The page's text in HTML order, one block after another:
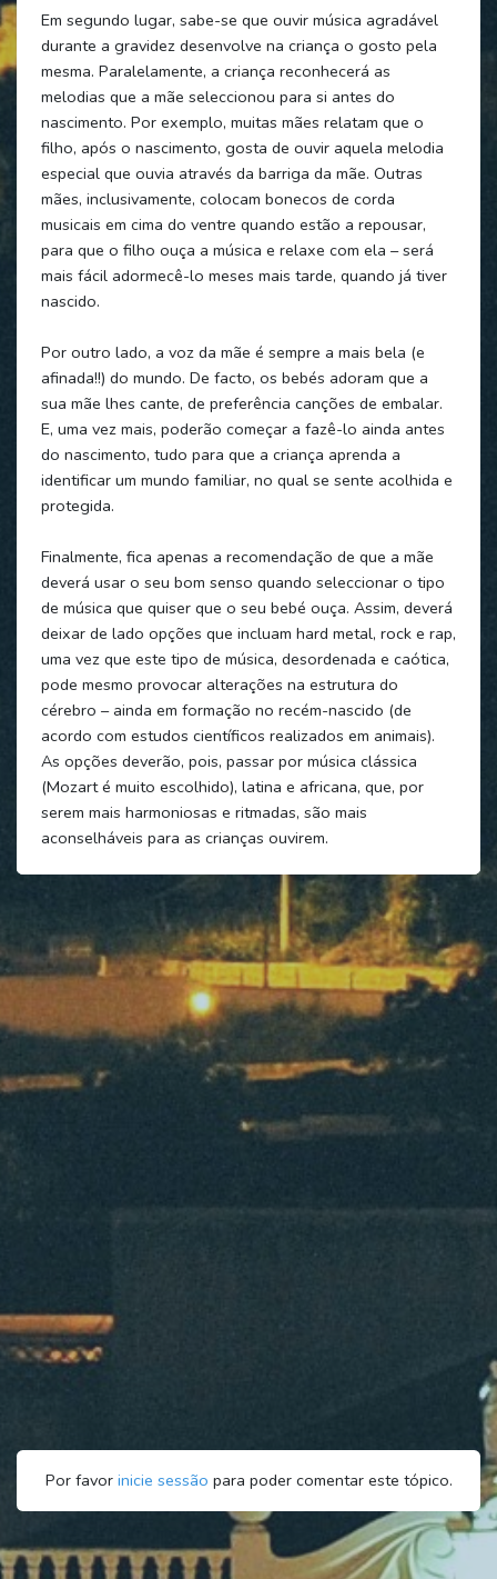
Em segundo lugar, sabe-se que ouvir música agradável
durante a gravidez desenvolve na criança o gosto pela
mesma. Paralelamente, a criança reconhecerá as
melodias que a mãe seleccionou para si antes do
nascimento. Por exemplo, muitas mães relatam que o
filho, após o nascimento, gosta de ouvir aquela melodia
especial que ouvia através da barriga da mãe. Outras
mães, inclusivamente, colocam bonecos de corda
musicais em cima do ventre quando estão a repousar,
para que o filho ouça a música e relaxe com ela – será
mais fácil adormecê-lo meses mais tarde, quando já tiver
nascido.
Por outro lado, a voz da mãe é sempre a mais bela (e
afinada!!) do mundo. De facto, os bebés adoram que a
sua mãe lhes cante, de preferência canções de embalar.
E, uma vez mais, poderão começar a fazê-lo ainda antes
do nascimento, tudo para que a criança aprenda a
identificar um mundo familiar, no qual se sente acolhida e
protegida.
Finalmente, fica apenas a recomendação de que a mãe
deverá usar o seu bom senso quando seleccionar o tipo
de música que quiser que o seu bebé ouça. Assim, deverá
deixar de lado opções que incluam hard metal, rock e rap,
uma vez que este tipo de música, desordenada e caótica,
pode mesmo provocar alterações na estrutura do
cérebro – ainda em formação no recém-nascido (de
acordo com estudos científicos realizados em animais).
As opções deverão, pois, passar por música clássica
(Mozart é muito escolhido), latina e africana, que, por
serem mais harmoniosas e ritmadas, são mais
aconselháveis para as crianças ouvirem.
Por favor inicie sessão para poder comentar este tópico.